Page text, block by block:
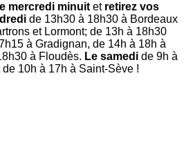
mercredi minuit et retirez vos
de 13h30 à 18h30 à Bordeaux
et Lormont; de 13h à 18h30
à Gradignan, de 14h à 18h à
à Floudès. Le samedi de 9h à
10h à 17h à Saint-Sève !